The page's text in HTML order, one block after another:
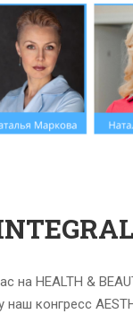
HEALTH &
наш конгресс